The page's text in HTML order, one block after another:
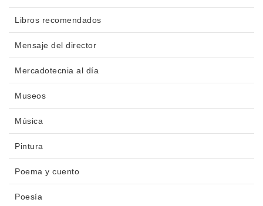
Libros recomendados
Mensaje del director
Mercadotecnia al día
Museos
Música
Pintura
Poema y cuento
Poesía